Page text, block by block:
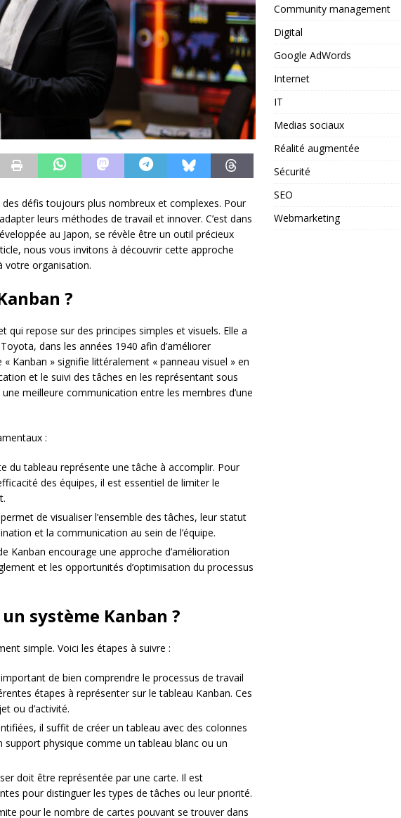
défis toujours plus nombreux et complexes. Pour
leurs méthodes de travail et innover. C’est dans
au Japon, se révèle être un outil précieux
nous vous invitons à découvrir cette approche
votre organisation.
?
repose sur des principes simples et visuels. Elle a
dans les années 1940 afin d’améliorer
Kanban » signifie littéralement « panneau visuel » en
et le suivi des tâches en les représentant sous
meilleure communication entre les membres d’une
:
du tableau représente une tâche à accomplir. Pour
des équipes, il est essentiel de limiter le
de visualiser l’ensemble des tâches, leur statut
et la communication au sein de l’équipe.
Kanban encourage une approche d’amélioration
et les opportunités d’optimisation du processus
système Kanban ?
simple. Voici les étapes à suivre :
de bien comprendre le processus de travail
étapes à représenter sur le tableau Kanban. Ces
ou d’activité.
il suffit de créer un tableau avec des colonnes
physique comme un tableau blanc ou un
doit être représentée par une carte. Il est
pour distinguer les types de tâches ou leur priorité.
pour le nombre de cartes pouvant se trouver dans
Community management
Digital
Google AdWords
Internet
IT
Medias sociaux
Réalité augmentée
Sécurité
SEO
Webmarketing